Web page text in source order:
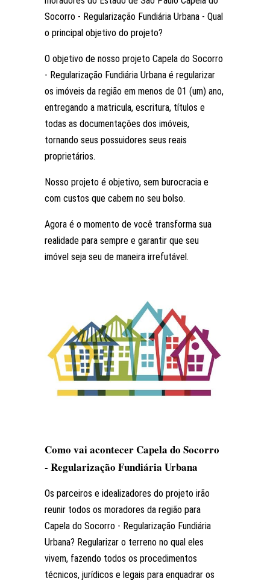
Socorro - Regularização Fundiária Urbana - Qual
o principal objetivo do projeto?
O objetivo de nosso projeto Capela do Socorro
- Regularização Fundiária Urbana é regularizar
os imóveis da região em menos de 01 (um) ano,
entregando a matricula, escritura, títulos e
todas as documentações dos imóveis,
tornando seus possuidores seus reais
proprietários.
Nosso projeto é objetivo, sem burocracia e
com custos que cabem no seu bolso.
Agora é o momento de você transforma sua
realidade para sempre e garantir que seu
imóvel seja seu de maneira irrefutável.
Como vai acontecer Capela do Socorro
- Regularização Fundiária Urbana
Os parceiros e idealizadores do projeto irão
reunir todos os moradores da região para
Capela do Socorro - Regularização Fundiária
Urbana? Regularizar o terreno no qual eles
vivem, fazendo todos os procedimentos
técnicos, jurídicos e legais para enquadrar os